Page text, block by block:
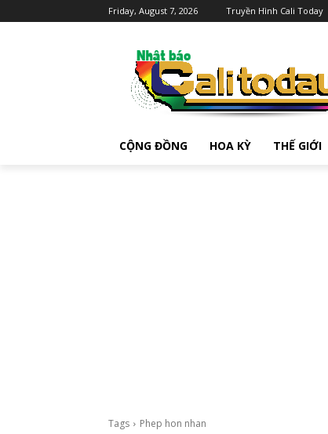
Friday, August 7, 2026 Truyền Hình Cali Today
CỘNG ĐỒNG HOA KỲ THẾ GIỚI
Tags Phep hon nhan